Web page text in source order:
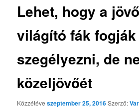
Lehet, hogy a
világító fák fogják
szegélyezni, de
közeljövőét
Közzétéveszeptember 25, 2016Szerző: